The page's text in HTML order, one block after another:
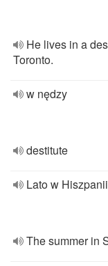
He lives in a
Toronto.
w nędzy
destitute
Lato w
The summer in